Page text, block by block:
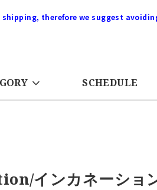
therefore we suggest
SCHEDULE
インカネーショ